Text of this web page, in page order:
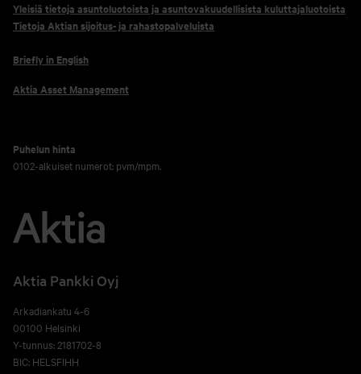
Yleisiä tietoja asuntoluotoista ja asuntovakuudellisista kuluttajaluotoista
Tietoja Aktian sijoitus- ja rahastopalveluista
Briefly in English
Aktia Asset Management
Puhelun hinta
0102-alkuiset numerot: pvm/mpm.
Aktia Pankki Oyj
Arkadiankatu 4-6
00100 Helsinki
Y-tunnus: 2181702-8
BIC: HELSFIHH